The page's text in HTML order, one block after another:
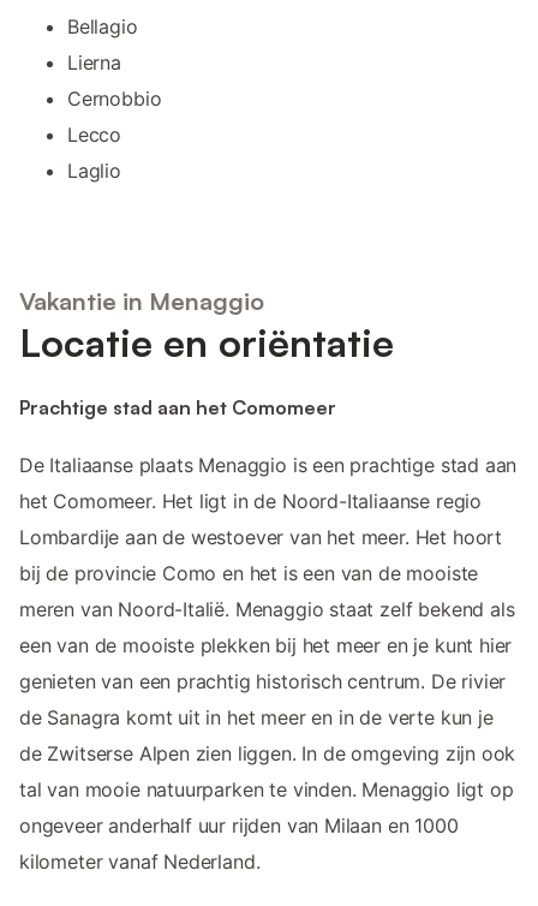
Bellagio
Lierna
Cernobbio
Lecco
Laglio
Vakantie in Menaggio
Locatie en oriëntatie
Prachtige stad aan het Comomeer
De Italiaanse plaats Menaggio is een prachtige stad aan
het Comomeer. Het ligt in de Noord-Italiaanse regio
Lombardije aan de westoever van het meer. Het hoort
bij de provincie Como en het is een van de mooiste
meren van Noord-Italië. Menaggio staat zelf bekend als
een van de mooiste plekken bij het meer en je kunt hier
genieten van een prachtig historisch centrum. De rivier
de Sanagra komt uit in het meer en in de verte kun je
de Zwitserse Alpen zien liggen. In de omgeving zijn ook
tal van mooie natuurparken te vinden. Menaggio ligt op
ongeveer anderhalf uur rijden van Milaan en 1000
kilometer vanaf Nederland.